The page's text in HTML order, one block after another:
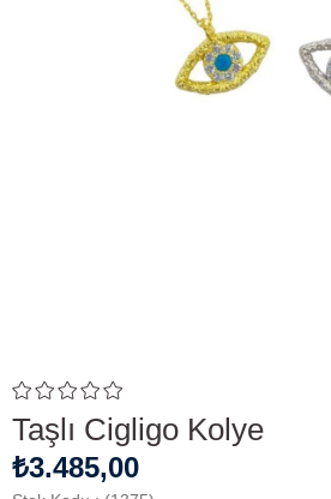
Taşlı Cigligo Kolye
₺3.485,00